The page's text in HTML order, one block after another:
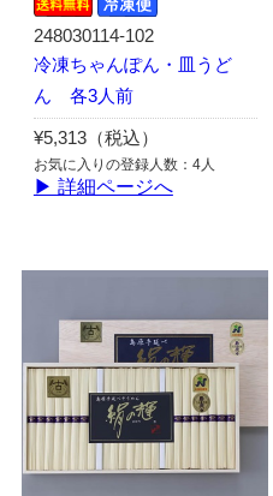
248030114-102
冷凍ちゃんぽん・皿うど
ん 各3人前
¥5,313（税込）
お気に入りの登録人数：4人
▶ 詳細ページへ